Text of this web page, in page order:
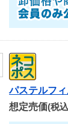
パステルフ
想定売価(税